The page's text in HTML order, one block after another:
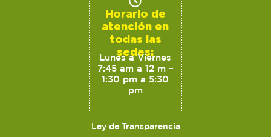
Horario de
atención en
todas las
sedes:
Lunes a Viernes
7:45 am a 12 m –
1:30 pm a 5:30
pm
Ley de Transparencia